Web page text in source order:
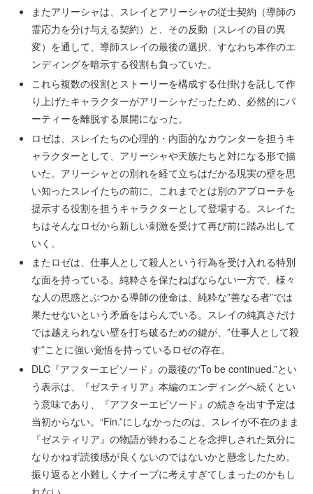
またアリーシャは、スレイとアリーシャの従士契約（導師の
霊応力を分け与える契約）と、その反動（スレイの目の異
変）を通して、導師スレイの最後の選択、すなわち本作のエ
ンディングを暗示する役割も負っていた。
これら複数の役割とストーリーを構成する仕掛けを託して作
り上げたキャラクターがアリーシャだったため、必然的にパ
ーティーを離脱する展開になった。
ロゼは、スレイたちの心理的・内面的なカウンターを担うキ
ャラクターとして、アリーシャや天族たちと対になる形で描
いた。アリーシャとの別れを経て立ちはだかる現実の壁を思
い知ったスレイたちの前に、これまでとは別のアプローチを
提示する役割を担うキャラクターとして登場する。スレイた
ちはそんなロゼから新しい刺激を受けて再び前に踏み出して
いく。
またロゼは、仕事人として殺人という行為を受け入れる特別
な面を持っている。純粋さを保たねばならない一方で、様々
な人の思惑とぶつかる導師の使命は、純粋な”善なる者”では
果たせないという矛盾をはらんでいる。スレイの純真さだけ
では越えられない壁を打ち破るための鍵が、”仕事人として殺
す”ことに強い覚悟を持っているロゼの存在。
DLC『アフターエピソード』の最後の“To be continued.”とい
う表示は、『ゼスティリア』本編のエンディングへ続くとい
う意味であり、『アフターエピソード』の続きを出す予定は
当初からない。“Fin.”にしなかったのは、スレイが不在のまま
『ゼスティリア』の物語が終わることを念押しされた気分に
なりかねず読後感が良くないのではないかと懸念したため。
振り返ると小難しくナイーブに考えすぎてしまったのかもし